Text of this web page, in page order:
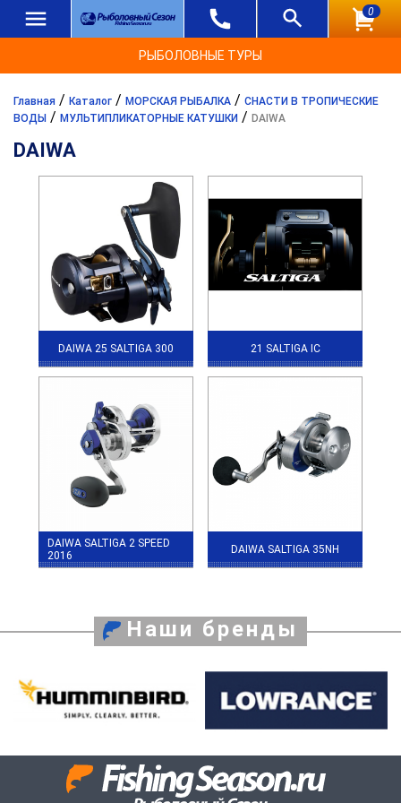
0
РЫБОЛОВНЫЕ ТУРЫ
Главная / Каталог / МОРСКАЯ РЫБАЛКА / СНАСТИ В ТРОПИЧЕСКИЕ
ВОДЫ / МУЛЬТИПЛИКАТОРНЫЕ КАТУШКИ / DAIWA
DAIWA
DAIWA 25 SALTIGA 300 21 SALTIGA IC
DAIWA SALTIGA 2 SPEED
2016
DAIWA SALTIGA 35NH
Наши бренды